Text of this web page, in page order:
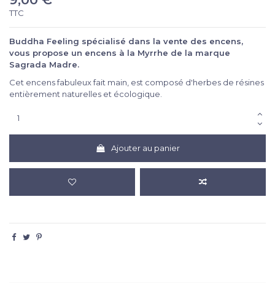
TTC
Buddha Feeling spécialisé dans la vente des encens,
vous propose un encens à la Myrrhe de la marque
Sagrada Madre.
Cet encens fabuleux fait main, est composé d'herbes de résines
entièrement naturelles et écologique.
Ajouter au panier